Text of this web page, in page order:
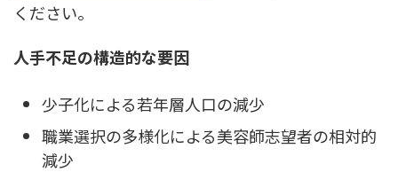
ください。
人手不足の構造的な要因
少子化による若年層人口の減少
職業選択の多様化による美容師志望者の相対的
減少